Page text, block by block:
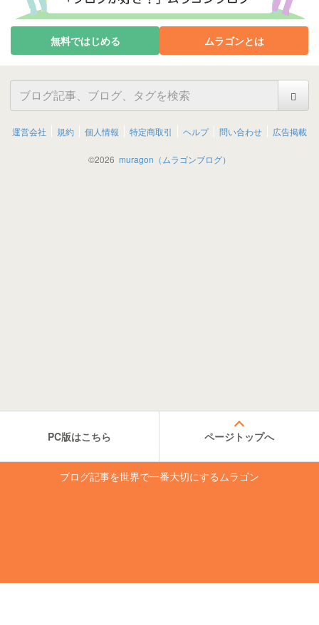
無料ではじめる ムラゴンとは
運営会社 規約 個人情報 特定商取引 ヘルプ 問い合わせ 広告掲載
©2026 muragon（ムラゴンブログ）
PC版はこちら ページトップへ
ブログ記事を世界で一番大切にするムラゴン